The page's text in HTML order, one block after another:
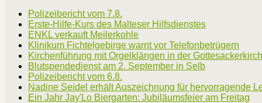
Polizeibericht vom 7.8.
Erste-Hilfe-Kurs des Malteser Hilfsdienstes
ENKL verkauft Meilerkohle
Klinikum Fichtelgebirge warnt vor Telefonbetrügern
Kirchenführung mit Orgelklängen in der
Blutspendedienst am 2. September in Selb
Polizeibericht vom 6.8.
Nadine Seidel erhält Auszeichnung für hervorragende
Ein Jahr Jay'Lo Biergarten: Jubiläumsfeier am Freitag